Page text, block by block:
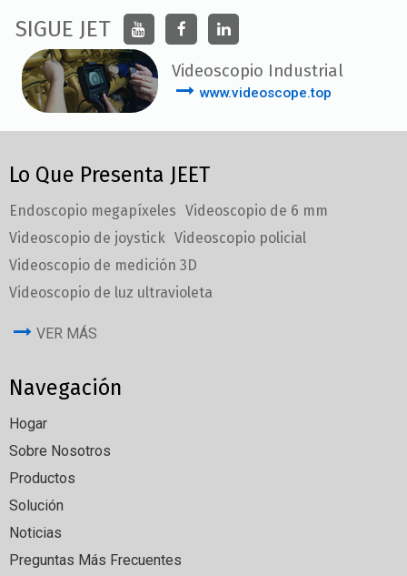
SIGUE JET
Videoscopio Industrial
www.videoscope.top
Lo Que Presenta JEET
Endoscopio megapíxeles Videoscopio de 6 mm
Videoscopio de joystick Videoscopio policial
Videoscopio de medición 3D
Videoscopio de luz ultravioleta
VER MÁS
Navegación
Hogar
Sobre Nosotros
Productos
Solución
Noticias
Preguntas Más Frecuentes